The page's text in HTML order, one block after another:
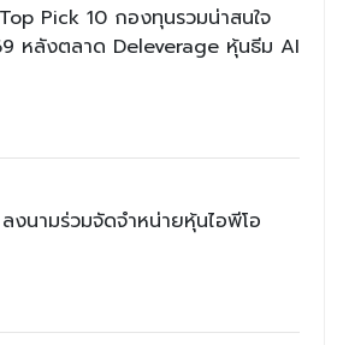
Pick 10 กองทุนรวมน่าสนใจ
หลังตลาด Deleverage หุ้นธีม AI
งนามร่วมจัดจำหน่ายหุ้นไอพีโอ